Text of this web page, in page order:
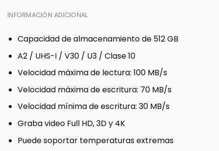
INFORMACIÓN ADICIONAL
Capacidad de almacenamiento de 512 GB
A2 / UHS-I / V30 / U3 / Clase 10
Velocidad máxima de lectura: 100 MB/s
Velocidad máxima de escritura: 70 MB/s
Velocidad mínima de escritura: 30 MB/s
Graba video Full HD, 3D y 4K
Puede soportar temperaturas extremas